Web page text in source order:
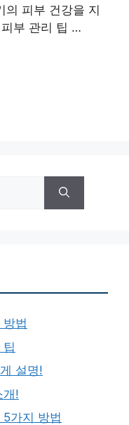
의 피부 건강을 지
부 관리 팁 …
법
설명!
개!
가지 방법